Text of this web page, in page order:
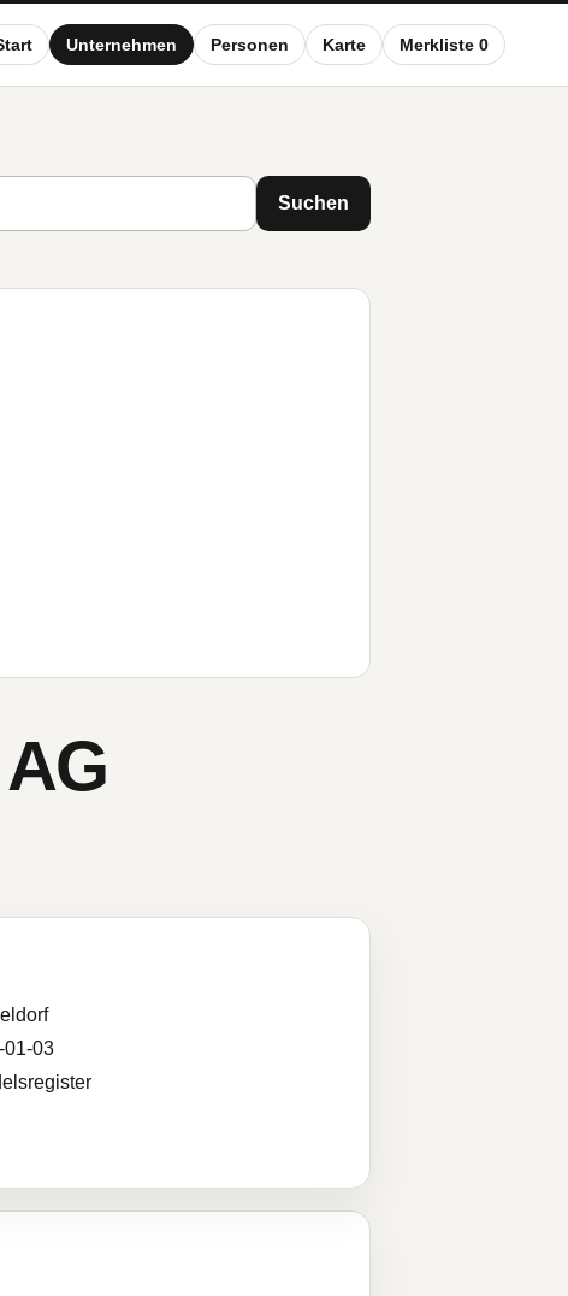
Unternehmen Personen Karte Merkliste 0
Suchen
01-03